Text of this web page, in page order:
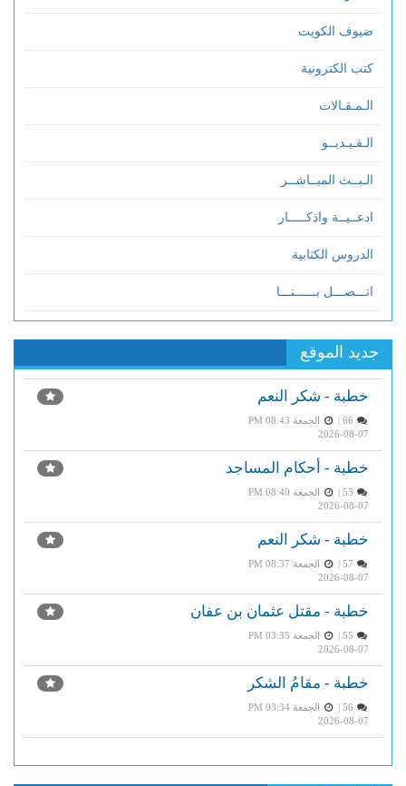
ضيوف الكويت
كتب الكترونية
الـمـقـالات
الـفـيـديــو
الـبــث المبــاشــر
ادعــيــة واذكـــــار
الدروس الكتابية
اتـــصـــل بــــــنـــا
جديد الموقع
خطبة - شكر النعم
الجمعة PM 08:43
2026-08-07
خطبة - أحكام المساجد
الجمعة PM 08:40
2026-08-07
خطبة - شكر النعم
الجمعة PM 08:37
2026-08-07
خطبة - مقتل عثمان بن عفان
الجمعة PM 03:35
2026-08-07
خطبة - مقامُ الشكر
الجمعة PM 03:34
2026-08-07